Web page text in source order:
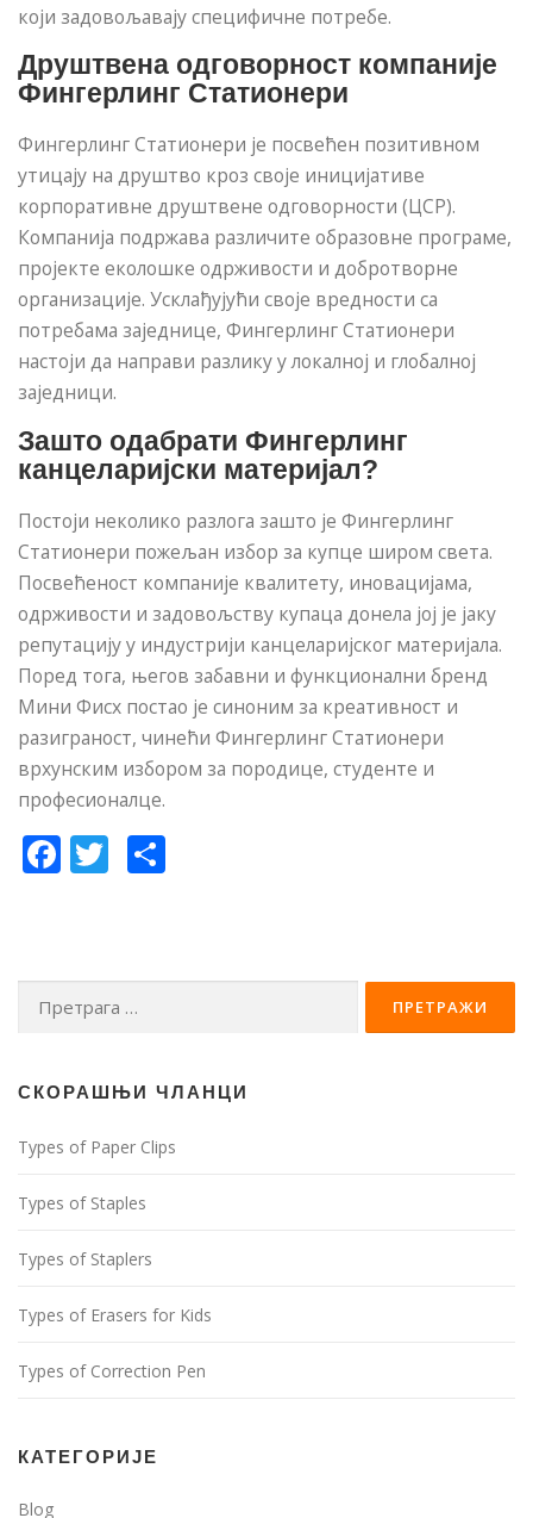
који задовољавају специфичне потребе.
Друштвена одговорност компаније
Фингерлинг Статионери
Фингерлинг Статионери је посвећен позитивном
утицају на друштво кроз своје иницијативе
корпоративне друштвене одговорности (ЦСР).
Компанија подржава различите образовне програме,
пројекте еколошке одрживости и добротворне
организације. Усклађујући своје вредности са
потребама заједнице, Фингерлинг Статионери
настоји да направи разлику у локалној и глобалној
заједници.
Зашто одабрати Фингерлинг
канцеларијски материјал?
Постоји неколико разлога зашто је Фингерлинг
Статионери пожељан избор за купце широм света.
Посвећеност компаније квалитету, иновацијама,
одрживости и задовољству купаца донела јој је јаку
репутацију у индустрији канцеларијског материјала.
Поред тога, његов забавни и функционални бренд
Мини Фисх постао је синоним за креативност и
разиграност, чинећи Фингерлинг Статионери
врхунским избором за породице, студенте и
професионалце.
Facebook
Twitter
Претрага
СКОРАШЊИ ЧЛАНЦИ
Types of Paper Clips
Types of Staples
Types of Staplers
Types of Erasers for Kids
Types of Correction Pen
КАТЕГОРИЈЕ
Blog